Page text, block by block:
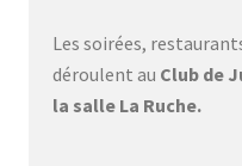
Les soirées,
déroulent au Club de
la salle La Ruche.